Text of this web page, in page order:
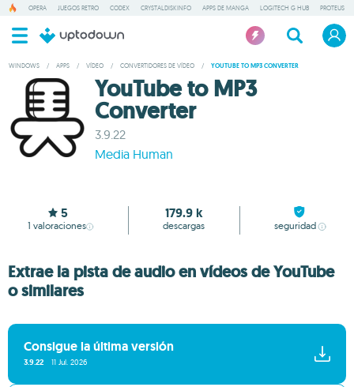
OPERA JUEGOS RETRO CODEX CRYSTALDISKINFO APPS DE MANGA LOGITECH G HUB PROTEUS
WINDOWS / APPS / VÍDEO / CONVERTIDORES DE VÍDEO / YOUTUBE TO MP3 CONVERTER
YouTube to MP3
Converter
3.9.22
Media Human
5
1 valoraciones
179.9 k
descargas seguridad
Extrae la pista de audio en vídeos de YouTube
o similares
Consigue la última versión
3.9.22 11 Jul. 2026